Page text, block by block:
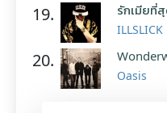
19. รักเมียที่
ILLSLICK
20.
Oasis